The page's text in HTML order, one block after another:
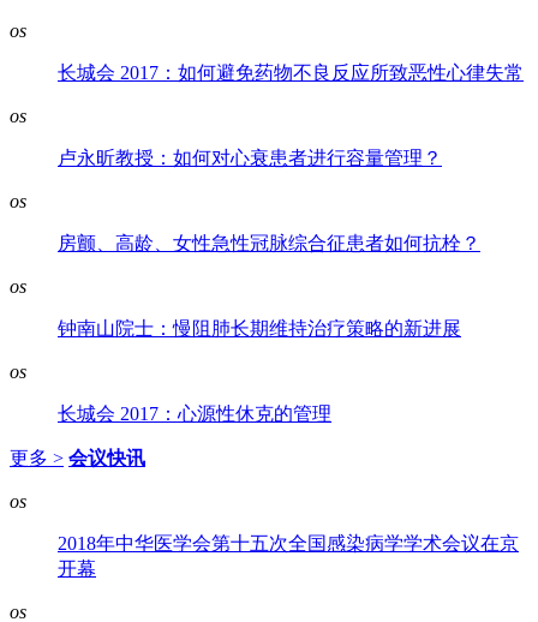
os
长城会 2017：如何避免药物不良反应所致恶性心律失常
os
卢永昕教授：如何对心衰患者进行容量管理？
os
房颤、高龄、女性急性冠脉综合征患者如何抗栓？
os
钟南山院士：慢阻肺长期维持治疗策略的新进展
os
长城会 2017：心源性休克的管理
更多 > 会议快讯
os
2018年中华医学会第十五次全国感染病学学术会议在京
开幕
os